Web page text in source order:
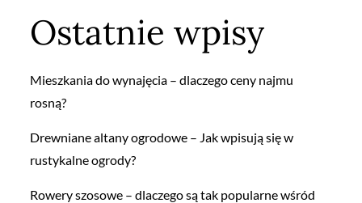
Ostatnie wpisy
Mieszkania do wynajęcia – dlaczego ceny najmu
rosną?
Drewniane altany ogrodowe – Jak wpisują się w
rustykalne ogrody?
Rowery szosowe – dlaczego są tak popularne wśród